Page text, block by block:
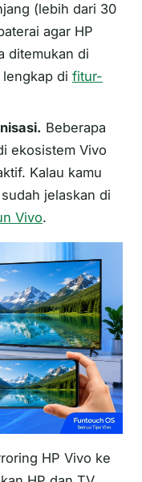
(lebih dari 30
agar HP
ditemukan di
di fitur-
Beberapa
ekosistem Vivo
Kalau kamu
jelaskan di
Vivo.
HP Vivo ke